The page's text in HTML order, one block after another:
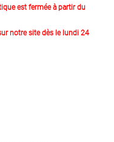
est fermée à partir du
notre site dès le lundi 24